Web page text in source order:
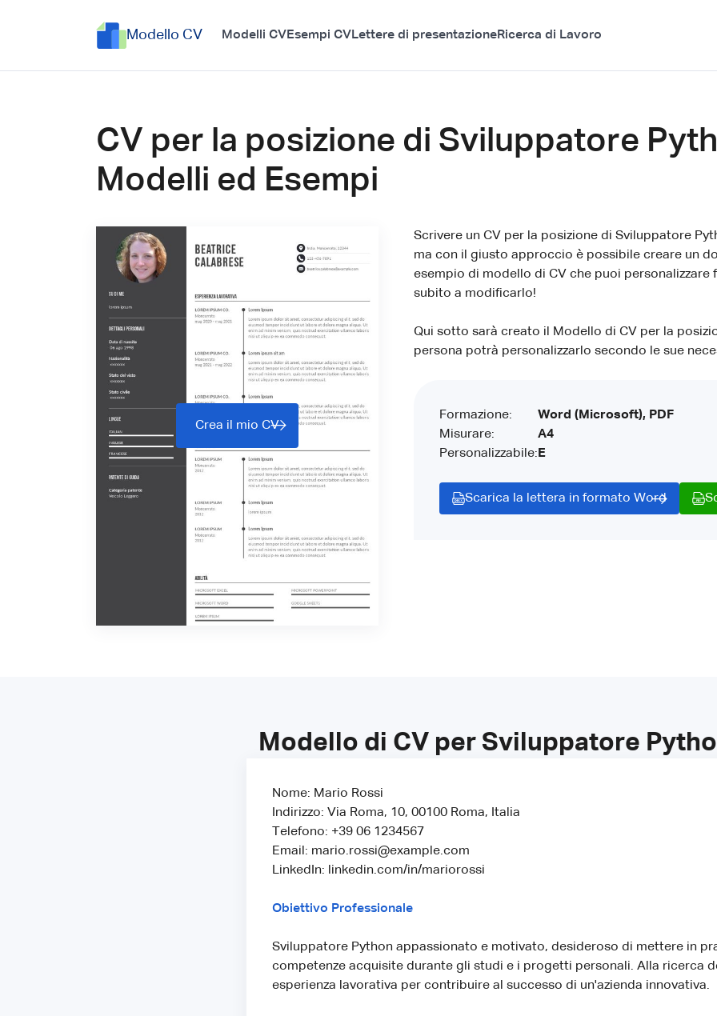
Modello CV Modelli CVEsempi CVLettere di presentazioneRicerca di Lavoro
CV per la posizione di Sviluppatore
Modelli ed Esempi
Crea il mio CV
Scrivere un CV per la posizione di Sviluppatore
ma con il giusto approccio è possibile creare un
esempio di modello di CV che puoi
subito a modificarlo!
Qui sotto sarà creato il Modello di CV per la
persona potrà personalizzarlo secondo le sue
Formazione:
Misurare:
Personalizzabile:
Word (Microsoft), PDF
A4
E
Scarica la lettera in formato Word
Modello di CV per Sviluppatore
Nome: Mario Rossi
Indirizzo: Via Roma, 10, 00100 Roma, Italia
Telefono: +39 06 1234567
Email: mario.rossi@example.com
LinkedIn: linkedin.com/in/mariorossi
Obiettivo Professionale
Sviluppatore Python appassionato e motivato, desideroso di mettere in
competenze acquisite durante gli studi e i progetti personali. Alla ricerca
esperienza lavorativa per contribuire al successo di un'azienda innovativa.